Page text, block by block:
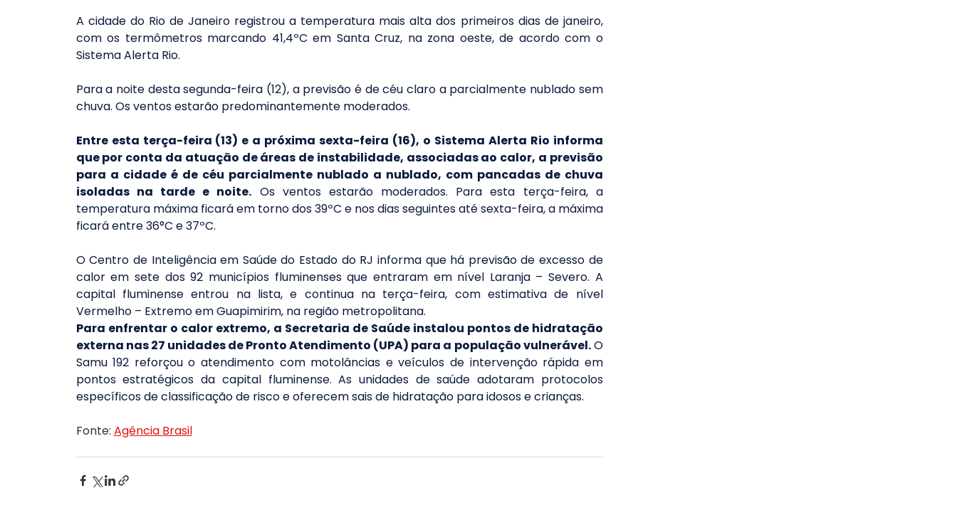
A cidade do Rio de Janeiro registrou a temperatura mais alta dos primeiros dias de janeiro,
com os termômetros marcando 41,4ºC em Santa Cruz, na zona oeste, de acordo com o
Sistema Alerta Rio.
Para a noite desta segunda-feira (12), a previsão é de céu claro a parcialmente nublado sem
chuva. Os ventos estarão predominantemente moderados.
Entre esta terça-feira (13) e a próxima sexta-feira (16), o Sistema Alerta Rio informa
que por conta da atuação de áreas de instabilidade, associadas ao calor, a previsão
para a cidade é de céu parcialmente nublado a nublado, com pancadas de chuva
isoladas na tarde e noite. Os ventos estarão moderados. Para esta terça-feira, a
temperatura máxima ficará em torno dos 39ºC e nos dias seguintes até sexta-feira, a máxima
ficará entre 36°C e 37ºC.
O Centro de Inteligência em Saúde do Estado do RJ informa que há previsão de excesso de
calor em sete dos 92 municípios fluminenses que entraram em nível Laranja – Severo. A
capital fluminense entrou na lista, e continua na terça-feira, com estimativa de nível
Vermelho – Extremo em Guapimirim, na região metropolitana.
Para enfrentar o calor extremo, a Secretaria de Saúde instalou pontos de hidratação
externa nas 27 unidades de Pronto Atendimento (UPA) para a população vulnerável. O
Samu 192 reforçou o atendimento com motolâncias e veículos de intervenção rápida em
pontos estratégicos da capital fluminense. As unidades de saúde adotaram protocolos
específicos de classificação de risco e oferecem sais de hidratação para idosos e crianças.
Fonte: Agência Brasil